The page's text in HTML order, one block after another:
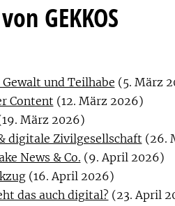
GEKKOS
und Teilhabe (5. März
Content (12. März 2026)
März 2026)
digitale Zivilgesellschaft (26.
News & Co. (9. April 2026)
(16. April 2026)
das auch digital? (23. April